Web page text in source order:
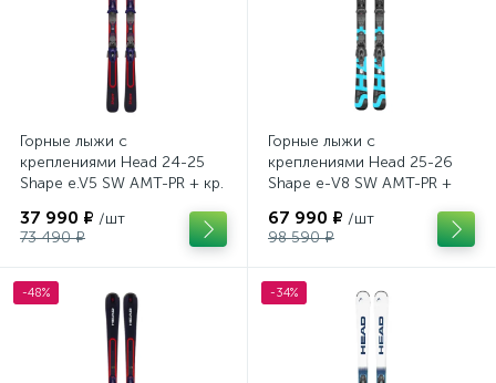
Горные лыжи с
креплениями Head 24-25
Shape e.V5 SW AMT-PR + кр.
37 990 ₽ /шт
73 490 ₽
Горные лыжи с
креплениями Head 25-26
Shape e-V8 SW AMT-PR +
67 990 ₽ /шт
98 590 ₽
-48% -34%